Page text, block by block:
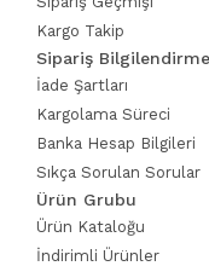
Kargo Takip
Sipariş Bilgilendirme
İade Şartları
Kargolama Süreci
Banka Hesap Bilgileri
Sıkça Sorulan Sorular
Ürün Grubu
Ürün Kataloğu
İndirimli Ürünler